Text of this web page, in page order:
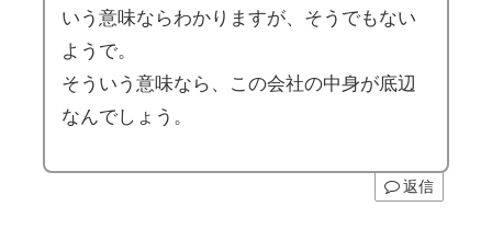
いう意味ならわかりますが、そうでもない
ようで。
そういう意味なら、この会社の中身が底辺
なんでしょう。
返信